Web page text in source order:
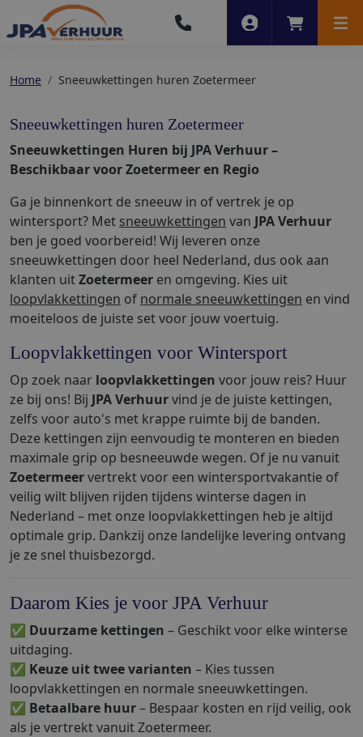
Account
Home Sneeuwkettingen huren Zoetermeer
Sneeuwkettingen huren Zoetermeer
Sneeuwkettingen Huren bij JPA Verhuur –
Beschikbaar voor Zoetermeer en Regio
Ga je binnenkort de sneeuw in of vertrek je op
wintersport? Met sneeuwkettingen van JPA Verhuur
ben je goed voorbereid! Wij leveren onze
sneeuwkettingen door heel Nederland, dus ook aan
klanten uitZoetermeer en omgeving. Kies uit
loopvlakkettingen of normale sneeuwkettingen en vind
moeiteloos de juiste set voor jouw voertuig.
Loopvlakkettingen voor Wintersport
Op zoek naar loopvlakkettingen voor jouw reis? Huur
ze bij ons! Bij JPA Verhuurvind je de juiste kettingen,
zelfs voor auto's met krappe ruimte bij de banden.
Deze kettingen zijn eenvoudig te monteren en bieden
maximale grip op besneeuwde wegen. Of je nu vanuit
Zoetermeervertrekt voor een wintersportvakantie of
veilig wilt blijven rijden tijdens winterse dagen in
Nederland – met onze loopvlakkettingen heb je altijd
optimale grip. Dankzij onze landelijke levering ontvang
je ze snel thuisbezorgd.
Daarom Kies je voor JPA Verhuur
✅ Duurzame kettingen – Geschikt voor elke winterse
uitdaging.
✅ Keuze uit twee varianten – Kies tussen
loopvlakkettingen en normale sneeuwkettingen.
✅ Betaalbare huur– Bespaar kosten en rijd veilig, ook
als je vertrekt vanuit Zoetermeer.